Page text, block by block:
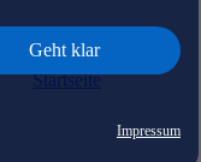
Geht klar
Impressum
Startseite